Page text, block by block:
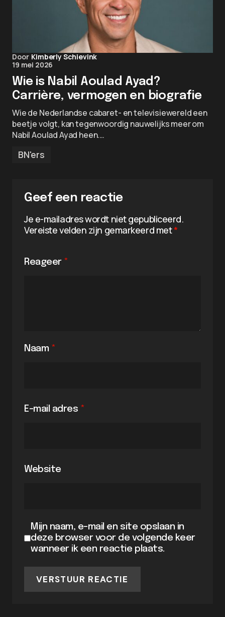
Door Kimberly Schievink
19 mei 2026
Wie is Nabil Aoulad Ayad?
Carrière, vermogen en biografie
Wie de Nederlandse cabaret- en televisiewereld een
beetje volgt, kan tegenwoordig nauwelijks meer om
Nabil Aoulad Ayad heen.…
BN'ers
Geef een reactie
Je e-mailadres wordt niet gepubliceerd.
Vereiste velden zijn gemarkeerd met*
Reageer *
Naam *
E-mail adres *
Website
Mijn naam, e-mail en site opslaan in
deze browser voor de volgende keer
wanneer ik een reactie plaats.
VERSTUUR REACTIE